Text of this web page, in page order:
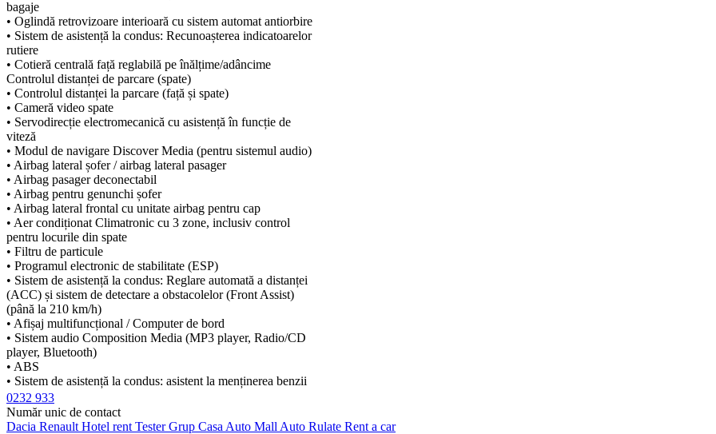
bagaje
• Oglindă retrovizoare interioară cu sistem automat antiorbire
• Sistem de asistență la condus: Recunoașterea indicatoarelor
rutiere
• Cotieră centrală față reglabilă pe înălțime/adâncime
Controlul distanței de parcare (spate)
• Controlul distanței la parcare (față și spate)
• Cameră video spate
• Servodirecție electromecanică cu asistență în funcție de
viteză
• Modul de navigare Discover Media (pentru sistemul audio)
• Airbag lateral șofer / airbag lateral pasager
• Airbag pasager deconectabil
• Airbag pentru genunchi șofer
• Airbag lateral frontal cu unitate airbag pentru cap
• Aer condiționat Climatronic cu 3 zone, inclusiv control
pentru locurile din spate
• Filtru de particule
• Programul electronic de stabilitate (ESP)
• Sistem de asistență la condus: Reglare automată a distanței
(ACC) și sistem de detectare a obstacolelor (Front Assist)
(până la 210 km/h)
• Afișaj multifuncțional / Computer de bord
• Sistem audio Composition Media (MP3 player, Radio/CD
player, Bluetooth)
• ABS
• Sistem de asistență la condus: asistent la menținerea benzii
de rulare (Lane Assist)
• Centură de siguranță cu 3 puncte în spate, centru
• Ștergătoare de parbriz cu senzor de ploaie
0232 933
Număr unic de contact
Dacia Renault Hotel rent Tester Grup Casa Auto Mall Auto Rulate Rent a car